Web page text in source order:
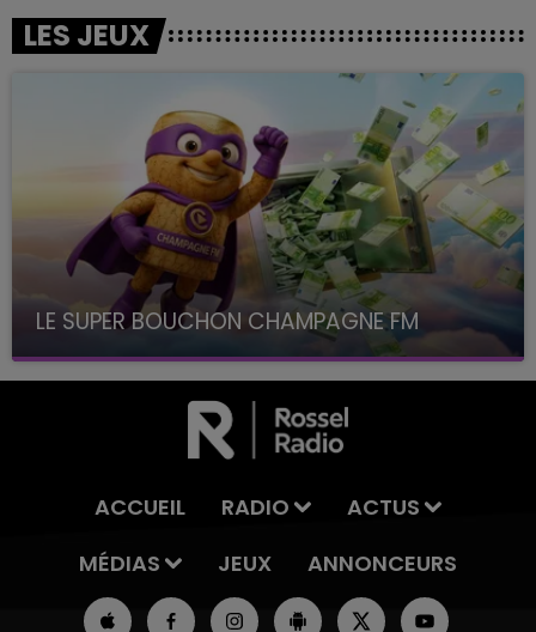
LES JEUX
LE SUPER BOUCHON CHAMPAGNE FM
avec La Famille Champagne FM, à 8H10
ACCUEIL RADIO
ACTUS
MÉDIAS
JEUX ANNONCEURS